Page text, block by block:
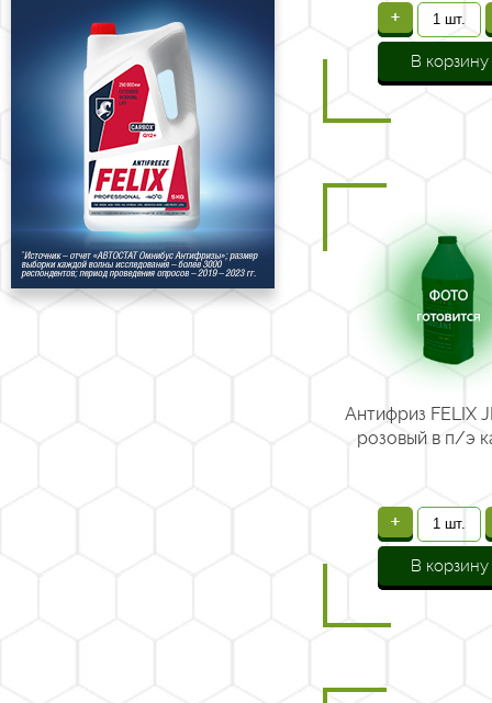
+
В корзину
Антифриз FELIX
розовый в п/э
+
В корзину